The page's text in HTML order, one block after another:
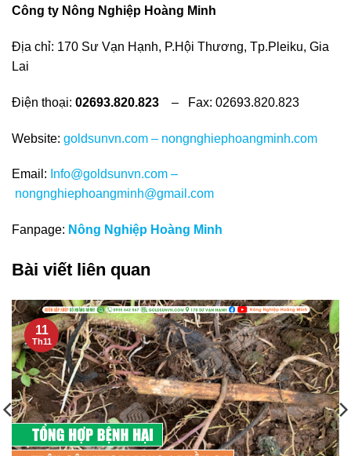
Công ty Nông Nghiệp Hoàng Minh
Địa chỉ: 170 Sư Vạn Hạnh, P.Hội Thương, Tp.Pleiku, Gia
Lai
Điện thoại: 02693.820.823 – Fax: 02693.820.823
Website: goldsunvn.com – nongnghiephoangminh.com
Email: Info@goldsunvn.com –
nongnghiephoangminh@gmail.com
Fanpage: Nông Nghiệp Hoàng Minh
Bài viết liên quan
11
Th11